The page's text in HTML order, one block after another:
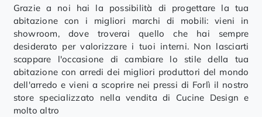
Grazie a noi hai la possibilità di progettare la tua
abitazione con i migliori marchi di mobili: vieni in
showroom, dove troverai quello che hai sempre
desiderato per valorizzare i tuoi interni. Non lasciarti
scappare l'occasione di cambiare lo stile della tua
abitazione con arredi dei migliori produttori del mondo
dell'arredo e vieni a scoprire nei pressi di Forlì il nostro
store specializzato nella vendita di Cucine Design e
molto altro